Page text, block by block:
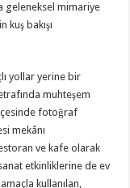
geleneksel mimariye
kuş bakışı
yollar yerine bir
muhteşem
fotoğraf
mekânı
ve kafe olarak
etkinliklerine de ev
kullanılan,